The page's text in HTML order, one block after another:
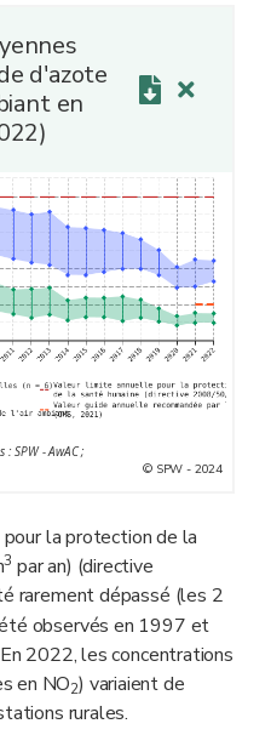
d'azote
en
SPW - AwAC ;
© SPW - 2024
la protection de la
3 par an) (directive
rarement dépassé (les 2
observés en 1997 et
2022, les concentrations
en NO2) variaient de
rurales.